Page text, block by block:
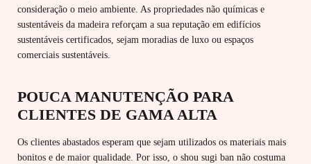
consideração o meio ambiente. As propriedades não químicas e
sustentáveis ​​da madeira reforçam a sua reputação em edifícios
sustentáveis ​​certificados, sejam moradias de luxo ou espaços
comerciais sustentáveis.
POUCA MANUTENÇÃO PARA
CLIENTES DE GAMA ALTA
Os clientes abastados esperam que sejam utilizados os materiais mais
bonitos e de maior qualidade. Por isso, o shou sugi ban não costuma